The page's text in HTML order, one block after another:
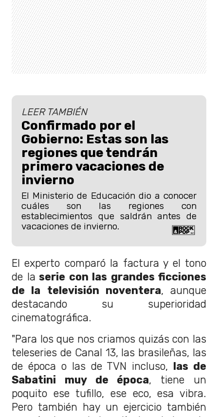
LEER TAMBIÉN
Confirmado por el
Gobierno: Estas son las
regiones que tendrán
primero vacaciones de
invierno
El Ministerio de Educación dio a conocer
cuáles son las regiones con
establecimientos que saldrán antes de
vacaciones de invierno.
El experto comparó la factura y el tono
de la serie con las grandes ficciones
de la televisión noventera, aunque
destacando su superioridad
cinematográfica.
"Para los que nos criamos quizás con las
teleseries de Canal 13, las brasileñas, las
de época o las de TVN incluso, las de
Sabatini muy de época, tiene un
poquito ese tufillo, ese eco, esa vibra.
Pero también hay un ejercicio también